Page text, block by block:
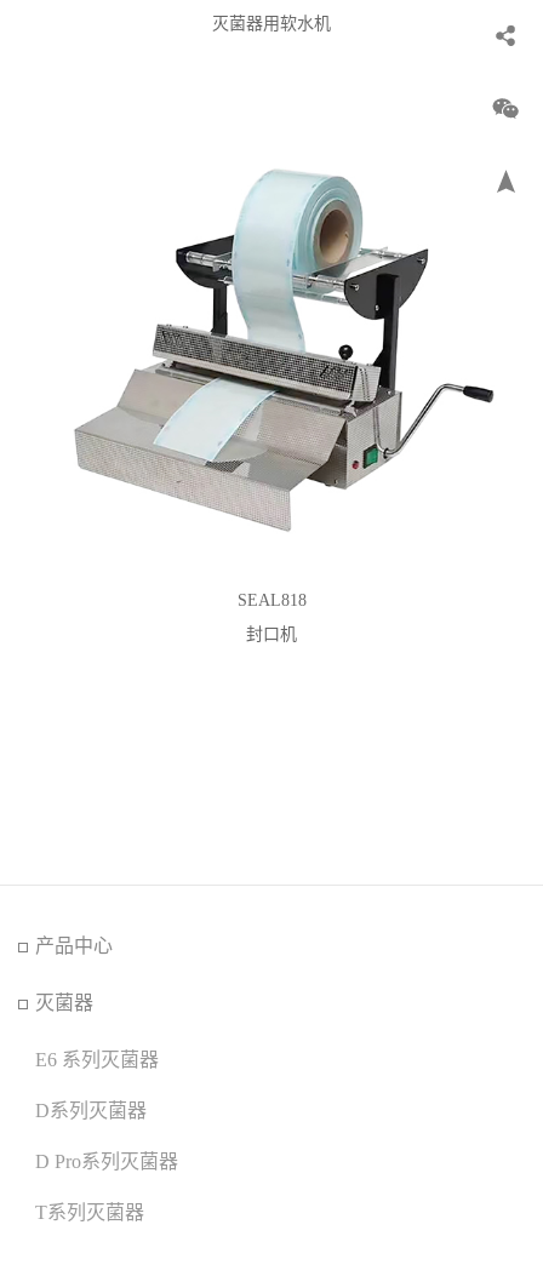
灭菌器用软水机
SEAL818
封口机
产品中心
灭菌器
E6 系列灭菌器
D系列灭菌器
D Pro系列灭菌器
T系列灭菌器